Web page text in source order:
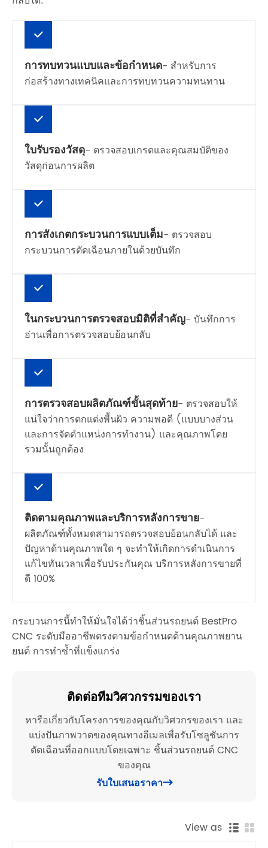
การทบทวนแบบและข้อกำหนด- สำหรับการ
ก่อสร้างทางเทคนิคและการทบทวนความทนทาน
ใบรับรองวัสดุ- ตรวจสอบเกรดและคุณสมบัติของ
วัสดุก่อนการผลิต
การสังเกตกระบวนการแบบเต็ม- ตรวจสอบ
กระบวนการตัดเฉือนภายในด้วยบันทึก
ในกระบวนการตรวจสอบมิติที่สำคัญ- บันทึกการ
อ่านเพื่อการตรวจสอบย้อนกลับ
การตรวจสอบผลิตภัณฑ์ขั้นสุดท้าย- ตรวจสอบให้
แน่ใจว่าการตกแต่งพื้นผิว ความพอดี (แบบบางส่วน
และการจัดตำแหน่งการทำงาน) และคุณภาพโดย
รวมนั้นถูกต้อง
ติดตามคุณภาพและบริการหลังการขาย-
ผลิตภัณฑ์ทั้งหมดสามารถตรวจสอบย้อนกลับได้ และ
ปัญหาด้านคุณภาพใด ๆ จะทำให้เกิดการดำเนินการ
แก้ไขทันเวลาเพื่อรับประกันคุณ บริการหลังการขายที่
ดี 100%
กระบวนการนี้ทำให้มั่นใจได้ว่าชิ้นส่วนรถยนต์ BestPro
CNC ระดับมืออาชีพตรงตามข้อกำหนดด้านคุณภาพยาน
ยนต์ การทำซ้ำที่แข็งแกร่ง
ติดต่อทีมวิศวกรรมของเรา
หารือเกี่ยวกับโครงการของคุณกับวิศวกรของเรา และ
แบ่งปันภาพวาดของคุณทางอีเมลเพื่อรับโซลูชันการ
ตัดเฉือนที่ออกแบบโดยเฉพาะ ชิ้นส่วนรถยนต์ CNC
ของคุณ
รับใบเสนอราคา
View as